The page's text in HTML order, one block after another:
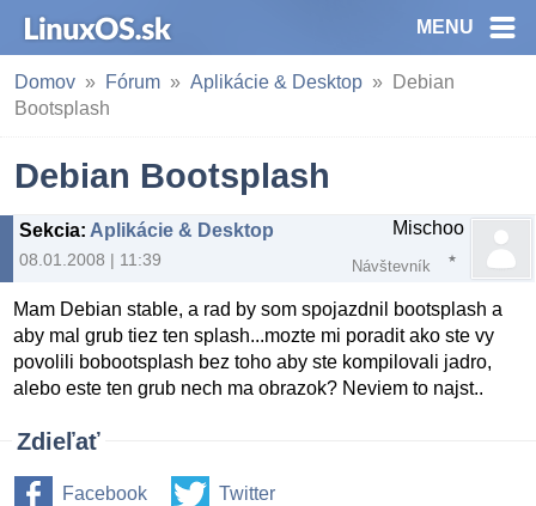
MENU
Domov Fórum Aplikácie & Desktop
Debian
Bootsplash
Debian Bootsplash
Sekcia: Aplikácie & Desktop
08.01.2008 | 11:39
Mischoo
Návštevník
Mam Debian stable, a rad by som spojazdnil bootsplash a
aby mal grub tiez ten splash...mozte mi poradit ako ste vy
povolili bobootsplash bez toho aby ste kompilovali jadro,
alebo este ten grub nech ma obrazok? Neviem to najst..
Zdieľať
Facebook Twitter